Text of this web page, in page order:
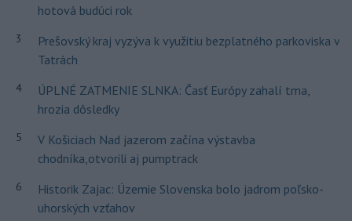
hotová budúci rok
3
Prešovský kraj vyzýva k využitiu bezplatného parkoviska v
Tatrách
4
ÚPLNÉ ZATMENIE SLNKA: Časť Európy zahalí tma,
hrozia dôsledky
5
V Košiciach Nad jazerom začína výstavba
chodníka,otvorili aj pumptrack
6
Historik Zajac: Územie Slovenska bolo jadrom poľsko-
uhorských vzťahov